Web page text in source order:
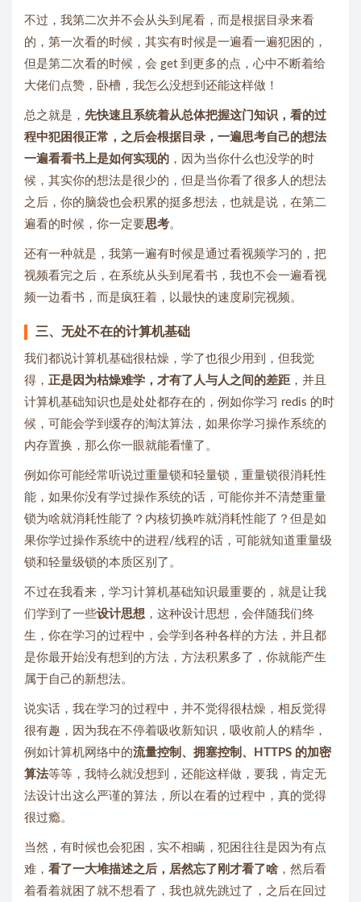
不过，我第二次并不会从头到尾看，而是根据目录来看
的，第一次看的时候，其实有时候是一遍看一遍犯困的，
但是第二次看的时候，会 get 到更多的点，心中不断着给
大佬们点赞，卧槽，我怎么没想到还能这样做！
总之就是， 先快速且系统着从总体把握这门知识，看的过
程中犯困很正常，之后会根据目录，一遍思考自己的想法
一遍看看书上是如何实现的 ，因为当你什么也没学的时
候，其实你的想法是很少的，但是当你看了很多人的想法
之后，你的脑袋也会积累的挺多想法，也就是说，在第二
遍看的时候，你一定要思考。
还有一种就是，我第一遍有时候是通过看视频学习的，把
视频看完之后，在系统从头到尾看书，我也不会一遍看视
频一边看书，而是疯狂着，以最快的速度刷完视频。
三、无处不在的计算机基础
我们都说计算机基础很枯燥，学了也很少用到，但我觉
得， 正是因为枯燥难学，才有了人与人之间的差距 ，并且
计算机基础知识也是处处都存在的，例如你学习 redis 的时
候，可能会学到缓存的淘汰算法，如果你学习操作系统的
内存置换，那么你一眼就能看懂了。
例如你可能经常听说过重量锁和轻量锁，重量锁很消耗性
能，如果你没有学过操作系统的话，可能你并不清楚重量
锁为啥就消耗性能了？内核切换咋就消耗性能了？但是如
果你学过操作系统中的进程/线程的话，可能就知道重量级
锁和轻量级锁的本质区别了。
不过在我看来，学习计算机基础知识最重要的，就是让我
们学到了一些设计思想 ，这种设计思想，会伴随我们终
生，你在学习的过程中，会学到各种各样的方法，并且都
是你最开始没有想到的方法，方法积累多了，你就能产生
属于自己的新想法。
说实话，我在学习的过程中，并不觉得很枯燥，相反觉得
很有趣，因为我在不停着吸收新知识，吸收前人的精华，
例如计算机网络中的流量控制、拥塞控制、HTTPS 的加密
算法等等，我特么就没想到，还能这样做，要我，肯定无
法设计出这么严谨的算法，所以在看的过程中，真的觉得
很过瘾。
当然，有时候也会犯困，实不相瞒，犯困往往是因为有点
难， 看了一大堆描述之后，居然忘了刚才看了啥 ，然后看
着看着就困了就不想看了，我也就先跳过了，之后在回过